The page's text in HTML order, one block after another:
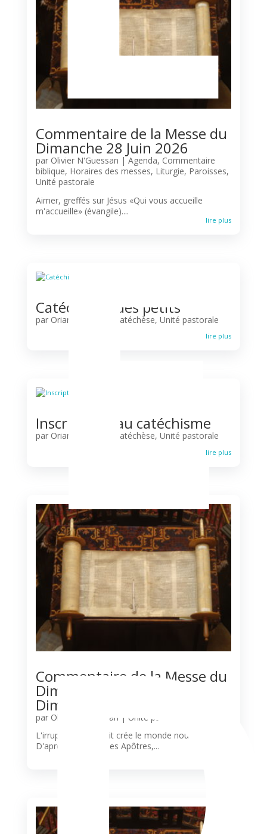
E
Commentaire de la Messe du
Dimanche 28 Juin 2026
par Olivier N'Guessan |Agenda, Commentaire
biblique, Horaires des messes, Liturgie, Paroisses,
Unité pastorale
Aimer, greffés sur Jésus «Qui vous accueille
m'accueille» (évangile)....
lire plus
Catéchisme des petits
par Oriane d'Ursel Catéchèse, Unité pastorale
lire plus
Inscriptions au catéchisme
par Oriane d'Ursel Catéchèse, Unité pastorale
lire plus
Commentaire de la Messe du
Dimanche de Pentecôte –
Dimanche 24 Mai
par Olivier N'Guessan | Unité pastorale
L'irruption de l'Esprit crée le monde nouveau
D'après les Actes des Apôtres,...